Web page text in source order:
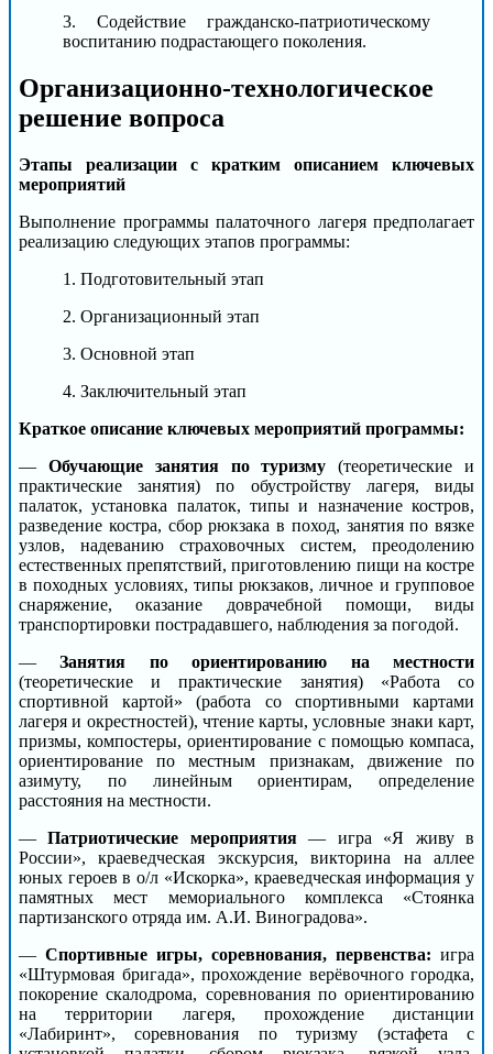
3. Содействие гражданско-патриотическому
воспитанию подрастающего поколения.
Организационно-технологическое
решение вопроса
Этапы реализации с кратким описанием ключевых
мероприятий
Выполнение программы палаточного лагеря предполагает
реализацию следующих этапов программы:
1. Подготовительный этап
2. Организационный этап
3. Основной этап
4. Заключительный этап
Краткое описание ключевых мероприятий программы:
— Обучающие занятия по туризму (теоретические и
практические занятия) по обустройству лагеря, виды
палаток, установка палаток, типы и назначение костров,
разведение костра, сбор рюкзака в поход, занятия по вязке
узлов, надеванию страховочных систем, преодолению
естественных препятствий, приготовлению пищи на костре
в походных условиях, типы рюкзаков, личное и групповое
снаряжение, оказание доврачебной помощи, виды
транспортировки пострадавшего, наблюдения за погодой.
—Занятия по ориентированию на местности
(теоретические и практические занятия) «Работа со
спортивной картой» (работа со спортивными картами
лагеря и окрестностей), чтение карты, условные знаки карт,
призмы, компостеры, ориентирование с помощью компаса,
ориентирование по местным признакам, движение по
азимуту, по линейным ориентирам, определение
расстояния на местности.
—Патриотические мероприятия— игра «Я живу в
России», краеведческая экскурсия, викторина на аллее
юных героев в о/л «Искорка», краеведческая информация у
памятных мест мемориального комплекса «Стоянка
партизанского отряда им. А.И. Виноградова».
— Спортивные игры, соревнования, первенства: игра
«Штурмовая бригада», прохождение верёвочного городка,
покорение скалодрома, соревнования по ориентированию
на территории лагеря, прохождение дистанции
«Лабиринт», соревнования по туризму (эстафета с